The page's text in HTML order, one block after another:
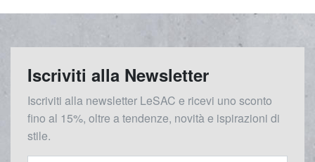
Iscriviti alla Newsletter
Iscriviti alla newsletter LeSAC e ricevi uno sconto
fino al 15%, oltre a tendenze, novità e ispirazioni di
stile.